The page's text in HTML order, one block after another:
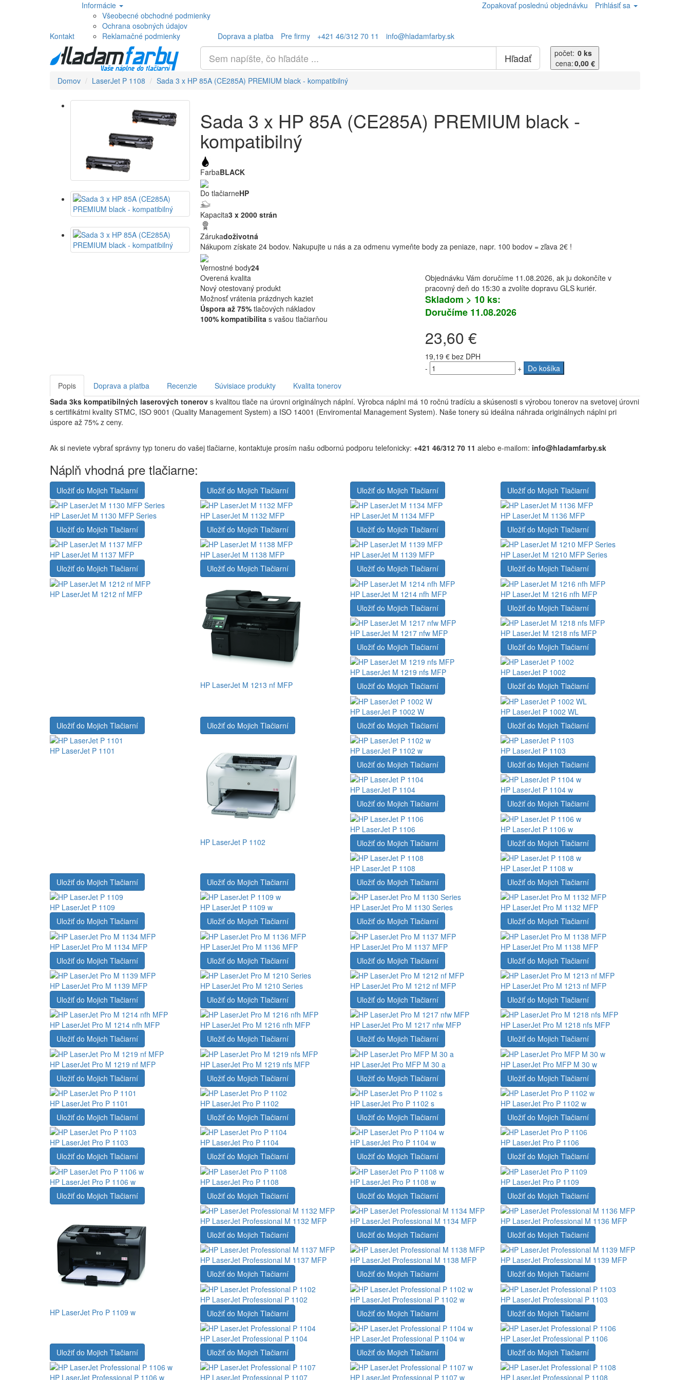
Kontakt
Informácie
Všeobecné obchodné podmienky
Ochrana osobných údajov
Reklamačné podmienky
Doprava a platba Pre firmy +421 46/312 70 11 info@hladamfarby.sk
Zopakovať poslednú objednávku Prihlásiť sa
Hľadať počet: 0 ks
cena:0,00 €
Domov
LaserJet P 1108 Sada 3 x HP 85A (CE285A) PREMIUM black - kompatibilný
Sada 3 x HP 85A (CE285A) PREMIUM black -
kompatibilný
FarbaBLACK
Do tlačiarneHP
Kapacita3 x 2000 strán
Zárukadoživotná
Nákupom získate 24 bodov. Nakupujte u nás a za odmenu vymeňte body za peniaze, napr. 100 bodov = zľava 2€ !
Vernostné body24
Overená kvalita
Nový otestovaný produkt
Možnosť vrátenia prázdnych kaziet
Úspora až 75%tlačových nákladov
100% kompatibilita s vašou tlačiarňou
Objednávku Vám doručíme 11.08.2026, ak ju dokončíte v
pracovný deň do 15:30 a zvolíte dopravu GLS kuriér.
Skladom > 10 ks:
Doručíme 11.08.2026
23,60 €
19,19 € bez DPH
-
+
Do košíka
Popis
Doprava a platba Recenzie Súvisiace produkty
Kvalita tonerov
Sada 3ks kompatibilných laserových tonerov s kvalitou tlače na úrovni originálnych náplní. Výrobca náplni má 10 ročnú tradíciu a skúsenosti s výrobou tonerov na svetovej úrovni
s certifikátmi kvality STMC, ISO 9001 (Quality Management System) a ISO 14001 (Enviromental Management System). Naše tonery sú ideálna náhrada originálnych náplni pri
úspore až 75% z ceny.
Ak si neviete vybrať správny typ toneru do vašej tlačiarne, kontaktuje prosím našu odbornú podporu telefonicky: +421 46/312 70 11 alebo e-mailom: info@hladamfarby.sk
Náplň vhodná pre tlačiarne:
Uložiť do Mojich Tlačiarní
HP LaserJet M 1130 MFP Series
Uložiť do Mojich Tlačiarní
HP LaserJet M 1132 MFP
Uložiť do Mojich Tlačiarní
HP LaserJet M 1134 MFP
Uložiť do Mojich Tlačiarní
HP LaserJet M 1136 MFP
Uložiť do Mojich Tlačiarní
HP LaserJet M 1137 MFP
Uložiť do Mojich Tlačiarní
HP LaserJet M 1138 MFP
Uložiť do Mojich Tlačiarní
HP LaserJet M 1139 MFP
Uložiť do Mojich Tlačiarní
HP LaserJet M 1210 MFP Series
Uložiť do Mojich Tlačiarní
HP LaserJet M 1212 nf MFP
Uložiť do Mojich Tlačiarní
HP LaserJet M 1213 nf MFP
Uložiť do Mojich Tlačiarní
HP LaserJet M 1214 nfh MFP
Uložiť do Mojich Tlačiarní
HP LaserJet M 1216 nfh MFP
Uložiť do Mojich Tlačiarní
HP LaserJet M 1217 nfw MFP
Uložiť do Mojich Tlačiarní
HP LaserJet M 1218 nfs MFP
Uložiť do Mojich Tlačiarní
HP LaserJet M 1219 nfs MFP
Uložiť do Mojich Tlačiarní
HP LaserJet P 1002
Uložiť do Mojich Tlačiarní
HP LaserJet P 1002 W
Uložiť do Mojich Tlačiarní
HP LaserJet P 1002 WL
Uložiť do Mojich Tlačiarní
HP LaserJet P 1101
Uložiť do Mojich Tlačiarní
HP LaserJet P 1102
Uložiť do Mojich Tlačiarní
HP LaserJet P 1102 w
Uložiť do Mojich Tlačiarní
HP LaserJet P 1103
Uložiť do Mojich Tlačiarní
HP LaserJet P 1104
Uložiť do Mojich Tlačiarní
HP LaserJet P 1104 w
Uložiť do Mojich Tlačiarní
HP LaserJet P 1106
Uložiť do Mojich Tlačiarní
HP LaserJet P 1106 w
Uložiť do Mojich Tlačiarní
HP LaserJet P 1108
Uložiť do Mojich Tlačiarní
HP LaserJet P 1108 w
Uložiť do Mojich Tlačiarní
HP LaserJet P 1109
Uložiť do Mojich Tlačiarní
HP LaserJet P 1109 w
Uložiť do Mojich Tlačiarní
HP LaserJet Pro M 1130 Series
Uložiť do Mojich Tlačiarní
HP LaserJet Pro M 1132 MFP
Uložiť do Mojich Tlačiarní
HP LaserJet Pro M 1134 MFP
Uložiť do Mojich Tlačiarní
HP LaserJet Pro M 1136 MFP
Uložiť do Mojich Tlačiarní
HP LaserJet Pro M 1137 MFP
Uložiť do Mojich Tlačiarní
HP LaserJet Pro M 1138 MFP
Uložiť do Mojich Tlačiarní
HP LaserJet Pro M 1139 MFP
Uložiť do Mojich Tlačiarní
HP LaserJet Pro M 1210 Series
Uložiť do Mojich Tlačiarní
HP LaserJet Pro M 1212 nf MFP
Uložiť do Mojich Tlačiarní
HP LaserJet Pro M 1213 nf MFP
Uložiť do Mojich Tlačiarní
HP LaserJet Pro M 1214 nfh MFP
Uložiť do Mojich Tlačiarní
HP LaserJet Pro M 1216 nfh MFP
Uložiť do Mojich Tlačiarní
HP LaserJet Pro M 1217 nfw MFP
Uložiť do Mojich Tlačiarní
HP LaserJet Pro M 1218 nfs MFP
Uložiť do Mojich Tlačiarní
HP LaserJet Pro M 1219 nf MFP
Uložiť do Mojich Tlačiarní
HP LaserJet Pro M 1219 nfs MFP
Uložiť do Mojich Tlačiarní
HP LaserJet Pro MFP M 30 a
Uložiť do Mojich Tlačiarní
HP LaserJet Pro MFP M 30 w
Uložiť do Mojich Tlačiarní
HP LaserJet Pro P 1101
Uložiť do Mojich Tlačiarní
HP LaserJet Pro P 1102
Uložiť do Mojich Tlačiarní
HP LaserJet Pro P 1102 s
Uložiť do Mojich Tlačiarní
HP LaserJet Pro P 1102 w
Uložiť do Mojich Tlačiarní
HP LaserJet Pro P 1103
Uložiť do Mojich Tlačiarní
HP LaserJet Pro P 1104
Uložiť do Mojich Tlačiarní
HP LaserJet Pro P 1104 w
Uložiť do Mojich Tlačiarní
HP LaserJet Pro P 1106
Uložiť do Mojich Tlačiarní
HP LaserJet Pro P 1106 w
Uložiť do Mojich Tlačiarní
HP LaserJet Pro P 1108
Uložiť do Mojich Tlačiarní
HP LaserJet Pro P 1108 w
Uložiť do Mojich Tlačiarní
HP LaserJet Pro P 1109
Uložiť do Mojich Tlačiarní
HP LaserJet Pro P 1109 w
Uložiť do Mojich Tlačiarní
HP LaserJet Professional M 1132 MFP
Uložiť do Mojich Tlačiarní
HP LaserJet Professional M 1134 MFP
Uložiť do Mojich Tlačiarní
HP LaserJet Professional M 1136 MFP
Uložiť do Mojich Tlačiarní
HP LaserJet Professional M 1137 MFP
Uložiť do Mojich Tlačiarní
HP LaserJet Professional M 1138 MFP
Uložiť do Mojich Tlačiarní
HP LaserJet Professional M 1139 MFP
Uložiť do Mojich Tlačiarní
HP LaserJet Professional P 1102
Uložiť do Mojich Tlačiarní
HP LaserJet Professional P 1102 w
Uložiť do Mojich Tlačiarní
HP LaserJet Professional P 1103
Uložiť do Mojich Tlačiarní
HP LaserJet Professional P 1104
Uložiť do Mojich Tlačiarní
HP LaserJet Professional P 1104 w
Uložiť do Mojich Tlačiarní
HP LaserJet Professional P 1106
Uložiť do Mojich Tlačiarní
HP LaserJet Professional P 1106 w
Uložiť do Mojich Tlačiarní
HP LaserJet Professional P 1107
Uložiť do Mojich Tlačiarní
HP LaserJet Professional P 1107 w
Uložiť do Mojich Tlačiarní
HP LaserJet Professional P 1108